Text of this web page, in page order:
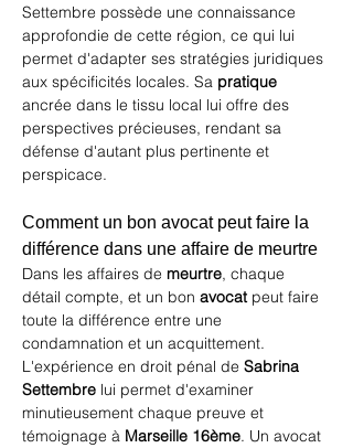
Settembre possède une connaissance
approfondie de cette région, ce qui lui
permet d'adapter ses stratégies juridiques
aux spécificités locales. Sa pratique
ancrée dans le tissu local lui offre des
perspectives précieuses, rendant sa
défense d'autant plus pertinente et
perspicace.
Comment un bon avocat peut faire la
différence dans une affaire de meurtre
Dans les affaires de meurtre, chaque
détail compte, et un bon avocat peut faire
toute la différence entre une
condamnation et un acquittement.
L'expérience en droit pénal de Sabrina
Settembre lui permet d'examiner
minutieusement chaque preuve et
témoignage à Marseille 16ème. Un avocat